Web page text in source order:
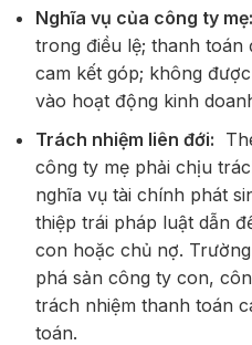
Nghĩa vụ của công ty mẹ:
trong điều lệ; thanh toán
cam kết góp; không
vào hoạt động kinh
Trách nhiệm liên đới:
công ty mẹ phải chịu
nghĩa vụ tài chính phát
thiệp trái pháp luật dẫn
con hoặc chủ nợ.
phá sản công ty con,
trách nhiệm thanh toán
toán.